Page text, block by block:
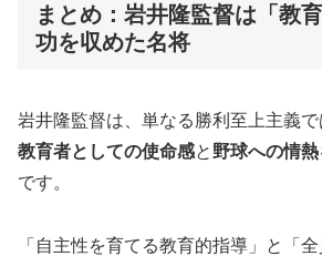
まとめ：岩井隆監督は「教
功を収めた名将
岩井隆監督は、単なる勝利至上主義で
教育者としての使命感と 野球への情熱
です。
「自主性を育てる教育的指導」と「